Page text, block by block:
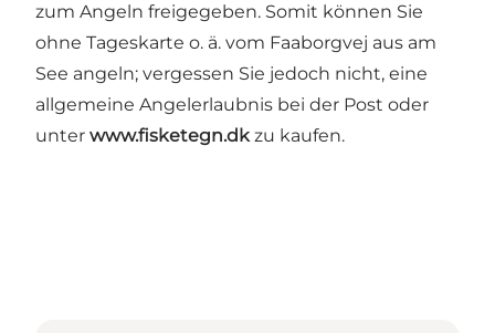
zum Angeln freigegeben. Somit können Sie
ohne Tageskarte o. ä. vom Faaborgvej aus am
See angeln; vergessen Sie jedoch nicht, eine
allgemeine Angelerlaubnis bei der Post oder
unter www.fisketegn.dkzu kaufen.